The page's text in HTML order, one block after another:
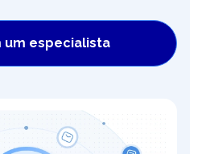
um especialista